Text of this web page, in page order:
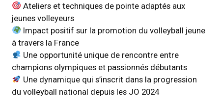
Ateliers et techniques de pointe adaptés aux
jeunes volleyeurs
Impact positif sur la promotion du volleyball jeune
à travers la France
Une opportunité unique de rencontre entre
champions olympiques et passionnés débutants
Une dynamique qui s’inscrit dans la progression
du volleyball national depuis les JO 2024